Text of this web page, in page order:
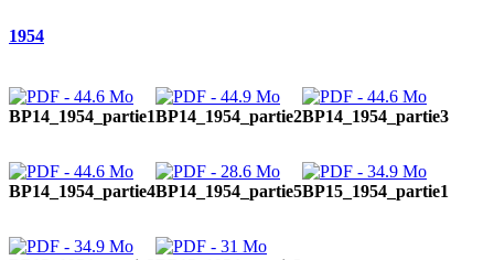
1954
BP14_1954_partie1BP14_1954_partie2BP14_1954_partie3
BP14_1954_partie4BP14_1954_partie5BP15_1954_partie1